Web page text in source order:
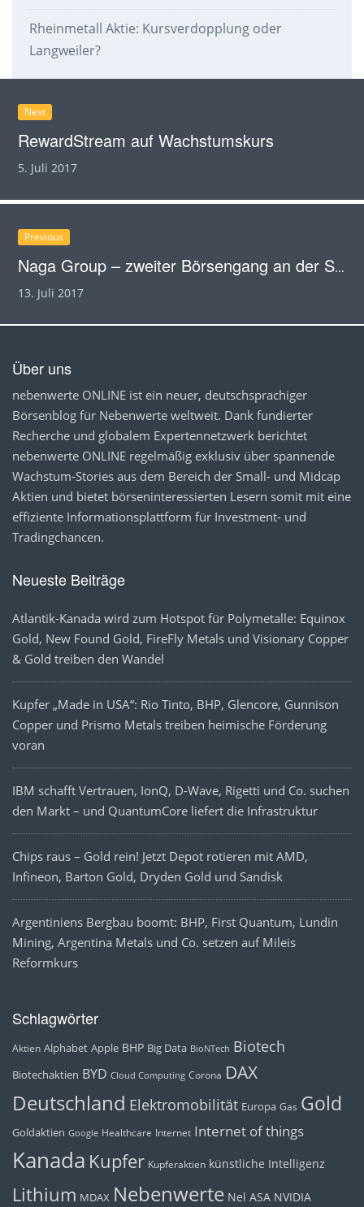
Rheinmetall Aktie: Kursverdopplung oder
Langweiler?
Next
RewardStream auf Wachstumskurs
5. Juli 2017
Previous
Naga Group – zweiter Börsengang an der Scale mehr als geglückt
13. Juli 2017
Über uns
nebenwerte ONLINE ist ein neuer, deutschsprachiger
Börsenblog für Nebenwerte weltweit. Dank fundierter
Recherche und globalem Expertennetzwerk berichtet
nebenwerte ONLINE regelmäßig exklusiv über spannende
Wachstum-Stories aus dem Bereich der Small- und Midcap
Aktien und bietet börseninteressierten Lesern somit mit eine
effiziente Informationsplattform für Investment- und
Tradingchancen.
Neueste Beiträge
Atlantik-Kanada wird zum Hotspot für Polymetalle: Equinox
Gold, New Found Gold, FireFly Metals und Visionary Copper
& Gold treiben den Wandel
Kupfer „Made in USA“: Rio Tinto, BHP, Glencore, Gunnison
Copper und Prismo Metals treiben heimische Förderung
voran
IBM schafft Vertrauen, IonQ, D-Wave, Rigetti und Co. suchen
den Markt – und QuantumCore liefert die Infrastruktur
Chips raus – Gold rein! Jetzt Depot rotieren mit AMD,
Infineon, Barton Gold, Dryden Gold und Sandisk
Argentiniens Bergbau boomt: BHP, First Quantum, Lundin
Mining, Argentina Metals und Co. setzen auf Mileis
Reformkurs
Schlagwörter
Aktien Alphabet Apple BHP Big Data BioNTech Biotech
Biotechaktien BYD Cloud Computing Corona DAX
Deutschland Elektromobilität Europa Gas Gold
Goldaktien Google Healthcare Internet Internet of things
Kanada Kupfer Kupferaktien künstliche Intelligenz
Lithium MDAX Nebenwerte Nel ASA NVIDIA